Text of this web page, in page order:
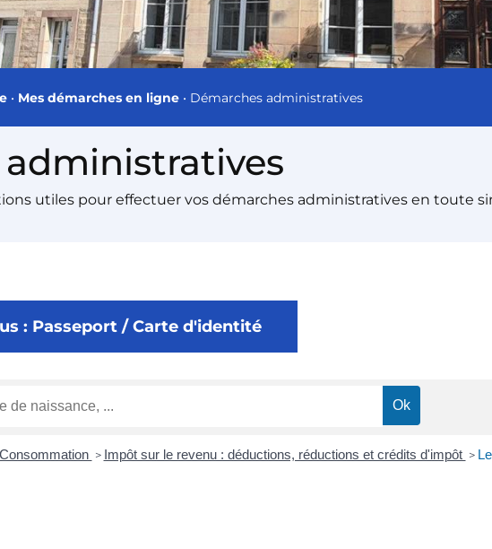
• Mes démarches en ligne • Démarches administratives
utiles pour effectuer vos démarches administratives en toute
: Passeport / Carte d'identité
> Impôt sur le revenu : déductions, réductions et crédits d'impôt >